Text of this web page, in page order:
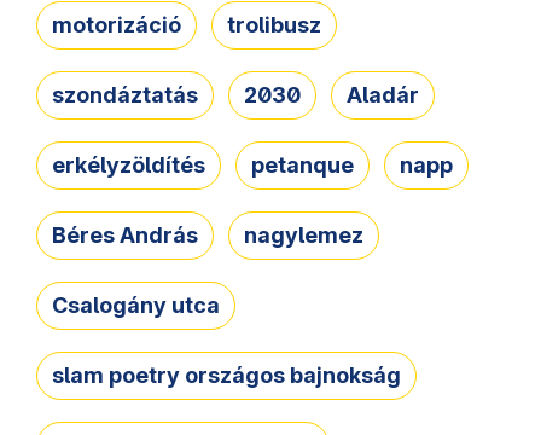
motorizáció trolibusz
szondáztatás 2030 Aladár
erkélyzöldítés petanque napp
Béres András nagylemez
Csalogány utca
slam poetry országos bajnokság